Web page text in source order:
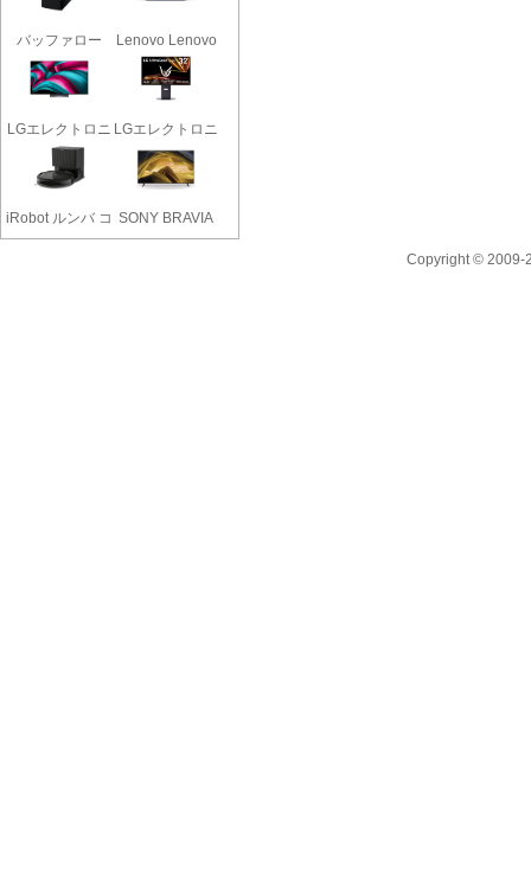
バッファロー
LinkStat..
Lenovo Lenovo
Legion ..
LGエレクトロニ
クス OL..
LGエレクトロニ
クス LG..
iRobot ルンバ コ SONY BRAVIA
Copyright © 2009-